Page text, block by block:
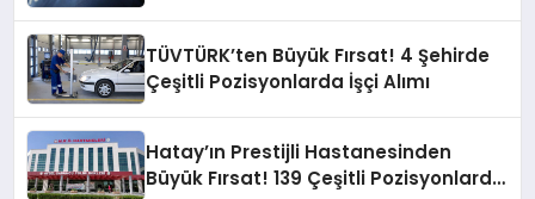
TÜVTÜRK’ten Büyük Fırsat! 4 Şehirde
Çeşitli Pozisyonlarda İşçi Alımı
Hatay’ın Prestijli Hastanesinden
Büyük Fırsat! 139 Çeşitli Pozisyonlarda